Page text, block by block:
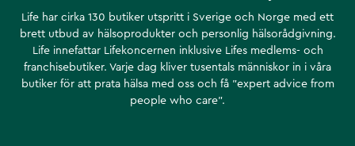
Life har cirka 130 butiker utspritt i Sverige och Norge med ett
brett utbud av hälsoprodukter och personlig hälsorådgivning.
Life innefattar Lifekoncernen inklusive Lifes medlems- och
franchisebutiker. Varje dag kliver tusentals människor in i våra
butiker för att prata hälsa med oss och få ”expert advice from
people who care”.